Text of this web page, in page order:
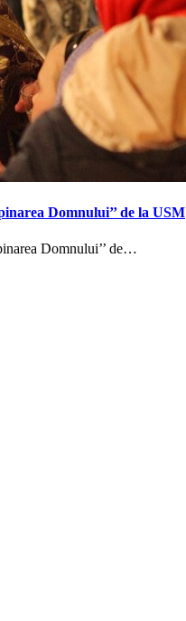
Domnului’’ de la USM
Domnului’’ de…